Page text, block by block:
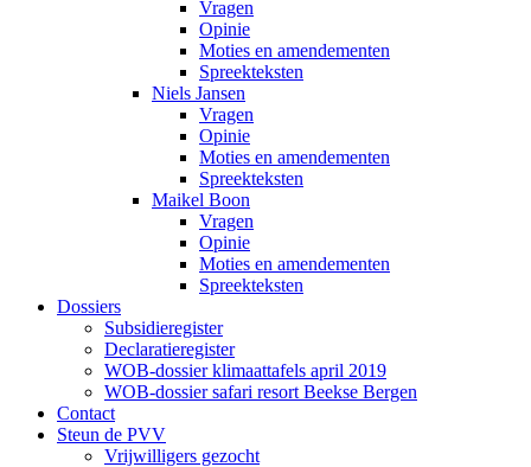
Vragen
Opinie
Moties en amendementen
Spreekteksten
Niels Jansen
Vragen
Opinie
Moties en amendementen
Spreekteksten
Maikel Boon
Vragen
Opinie
Moties en amendementen
Spreekteksten
Dossiers
Subsidieregister
Declaratieregister
WOB-dossier klimaattafels april 2019
WOB-dossier safari resort Beekse Bergen
Contact
Steun de PVV
Vrijwilligers gezocht